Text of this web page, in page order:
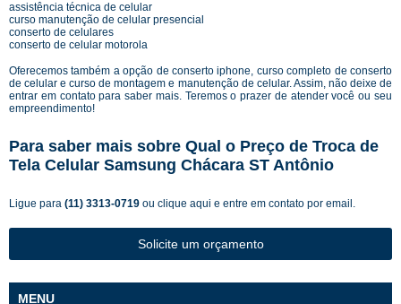
assistência técnica de celular
curso manutenção de celular presencial
conserto de celulares
conserto de celular motorola
Oferecemos também a opção de conserto iphone, curso completo de conserto
de celular e curso de montagem e manutenção de celular. Assim, não deixe de
entrar em contato para saber mais. Teremos o prazer de atender você ou seu
empreendimento!
Para saber mais sobre Qual o Preço de Troca de
Tela Celular Samsung Chácara ST Antônio
Ligue para (11) 3313-0719 ou clique aqui e entre em contato por email.
Solicite um orçamento
MENU